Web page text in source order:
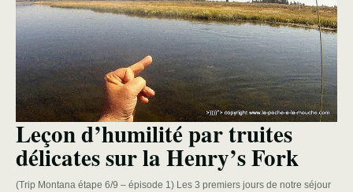
Leçon d’humilité par truites
délicates sur la Henry’s Fork
(Trip Montana étape 6/9 – épisode 1) Les 3 premiers jours de notre séjour